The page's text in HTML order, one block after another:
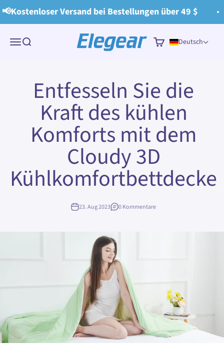
Zum Inhalt springen
Versand bei Bestellungen über 49 $
MenüSuche Elegear WarenkorbDeutsch
Entfesseln Sie die
Kraft des kühlen
Komforts mit dem
Cloudy 3D
Kühlkomfortbettdecke
23. Aug 2023 0 Kommentare